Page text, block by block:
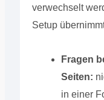
verwechselt
Setup
Fragen
Seiten:
in einer